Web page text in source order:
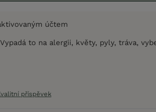
účtem
Vypadá to na alergii, květy, pyly, tráva,
příspěvek